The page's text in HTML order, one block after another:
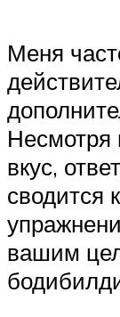
Меня
Несмотря
вкус,
сводится
вашим